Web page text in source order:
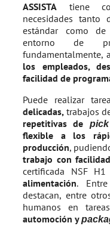
ASSISTA tiene
necesidades tanto
estándar como
entorno de
fundamentalmente,
los empleados,
facilidad de
Puede realizar
delicadas, trabajos
repetitivas de
flexible a los
producción,
trabajo con facilidad
certificada NSF
alimentación.
destacan, entre
humanos en
automoción y